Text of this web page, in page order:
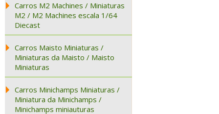
Carros M2 Machines / Miniaturas
M2 / M2 Machines escala 1/64
Diecast
Carros Maisto Miniaturas /
Miniaturas da Maisto / Maisto
Miniaturas
Carros Minichamps Miniaturas /
Miniatura da Minichamps /
Minichamps miniauturas